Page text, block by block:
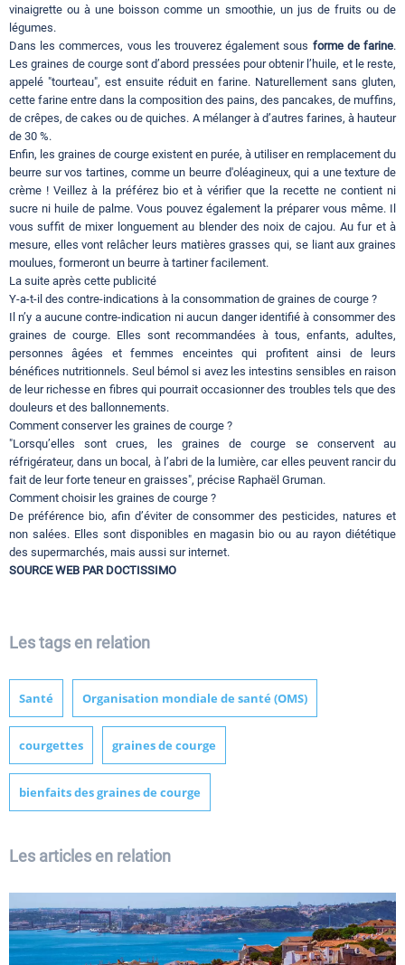
vinaigrette ou à une boisson comme un smoothie, un jus de fruits ou de
légumes.
Dans les commerces, vous les trouverez également sous forme de farine.
Les graines de courge sont d’abord pressées pour obtenir l’huile, et le reste,
appelé "tourteau", est ensuite réduit en farine. Naturellement sans gluten,
cette farine entre dans la composition des pains, des pancakes, de muffins,
de crêpes, de cakes ou de quiches. A mélanger à d’autres farines, à hauteur
de 30 %.
Enfin, les graines de courge existent en purée, à utiliser en remplacement du
beurre sur vos tartines, comme un beurre d'oléagineux, qui a une texture de
crème ! Veillez à la préférez bio et à vérifier que la recette ne contient ni
sucre ni huile de palme. Vous pouvez également la préparer vous même. Il
vous suffit de mixer longuement au blender des noix de cajou. Au fur et à
mesure, elles vont relâcher leurs matières grasses qui, se liant aux graines
moulues, formeront un beurre à tartiner facilement.
La suite après cette publicité
Y-a-t-il des contre-indications à la consommation de graines de courge ?
Il n’y a aucune contre-indication ni aucun danger identifié à consommer des
graines de courge. Elles sont recommandées à tous, enfants, adultes,
personnes âgées et femmes enceintes qui profitent ainsi de leurs
bénéfices nutritionnels. Seul bémol si avez les intestins sensibles en raison
de leur richesse en fibres qui pourrait occasionner des troubles tels que des
douleurs et des ballonnements.
Comment conserver les graines de courge ?
"Lorsqu’elles sont crues, les graines de courge se conservent au
réfrigérateur, dans un bocal, à l’abri de la lumière, car elles peuvent rancir du
fait de leur forte teneur en graisses", précise Raphaël Gruman.
Comment choisir les graines de courge ?
De préférence bio, afin d’éviter de consommer des pesticides, natures et
non salées. Elles sont disponibles en magasin bio ou au rayon diététique
des supermarchés, mais aussi sur internet.
SOURCE WEB PAR DOCTISSIMO
Les tags en relation
Santé Organisation mondiale de santé (OMS)
courgettes graines de courge
bienfaits des graines de courge
Les articles en relation